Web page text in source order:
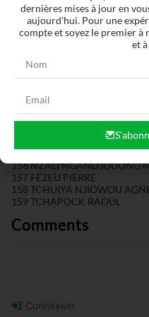
143 TCHAKUI TCHATCHOUA
144 TANETSING TAKAMGO
145 MOMO BRICE BIENVENU
146 NYAYO NGUEUTMEN
148 DATCHOUA ENGELBERT
149 YEMGA SERGE
151 KAMTO THIERRY
152 MEFO LUCIENNE
153 NANA SERGE BRANKO
155 NOFOUHIO TCHIO JOSE
156 NZALI NGANDJOUONG
157 FEZEU PIERRE
158 TCHUIYA NJIOWOU
159 TCHAPOCK RAOUL
Comments
Connexion
dernières mises à jour en
aujourd'hui. Pour une
compte et soyez le premier
et